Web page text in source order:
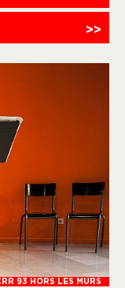
>>
93 HORS LES MURS